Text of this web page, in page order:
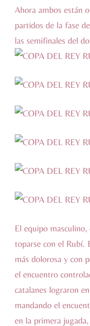
Ahora ambos están
partidos de la fase
las semifinales del
El equipo
toparse con el Rubí.
más dolorosa y con
el encuentro
catalanes lograron
mandando el
en la primera